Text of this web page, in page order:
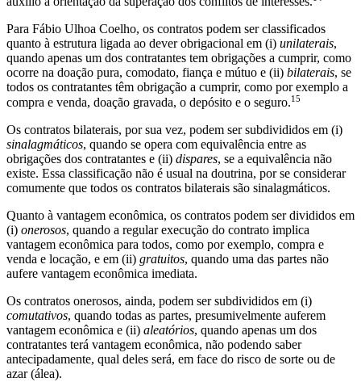
Para Fábio Ulhoa Coelho, os contratos podem ser classificados
quanto à estrutura ligada ao dever obrigacional em (i) unilaterais,
quando apenas um dos contratantes tem obrigações a cumprir, como
ocorre na doação pura, comodato, fiança e mútuo e (ii) bilaterais, se
todos os contratantes têm obrigação a cumprir, como por exemplo a
compra e venda, doação gravada, o depósito e o seguro.15
Os contratos bilaterais, por sua vez, podem ser subdivididos em (i)
sinalagmáticos, quando se opera com equivalência entre as
obrigações dos contratantes e (ii) dispares, se a equivalência não
existe. Essa classificação não é usual na doutrina, por se considerar
comumente que todos os contratos bilaterais são sinalagmáticos.
Quanto à vantagem econômica, os contratos podem ser divididos em
(i) onerosos, quando a regular execução do contrato implica
vantagem econômica para todos, como por exemplo, compra e
venda e locação, e em (ii) gratuitos, quando uma das partes não
aufere vantagem econômica imediata.
Os contratos onerosos, ainda, podem ser subdivididos em (i)
comutativos, quando todas as partes, presumivelmente auferem
vantagem econômica e (ii) aleatórios, quando apenas um dos
contratantes terá vantagem econômica, não podendo saber
antecipadamente, qual deles será, em face do risco de sorte ou de
azar (álea).